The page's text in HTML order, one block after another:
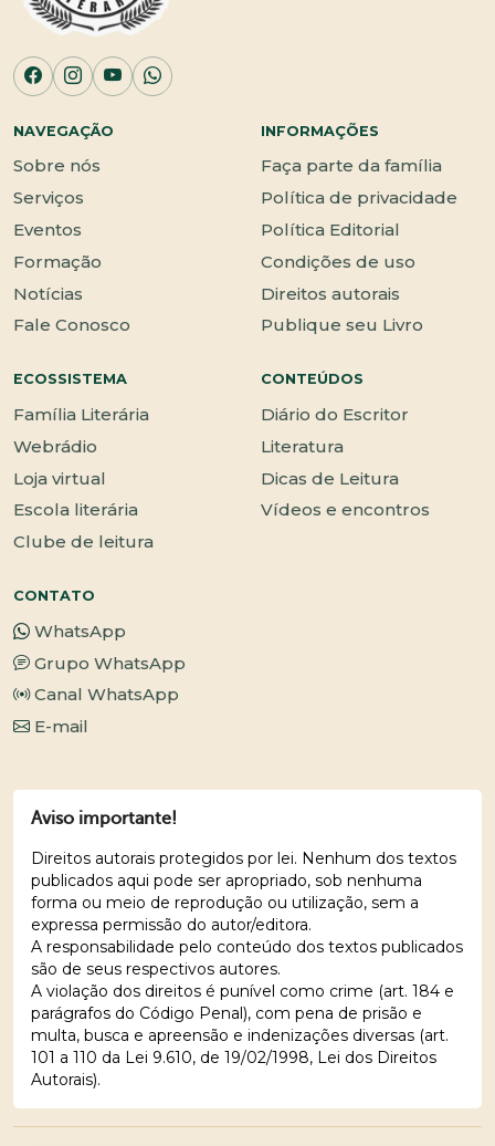
NAVEGAÇÃO
Sobre nós
Serviços
Eventos
Formação
Notícias
Fale Conosco
INFORMAÇÕES
Faça parte da família
Política de privacidade
Política Editorial
Condições de uso
Direitos autorais
Publique seu Livro
ECOSSISTEMA
Família Literária
Webrádio
Loja virtual
Escola literária
Clube de leitura
CONTEÚDOS
Diário do Escritor
Literatura
Dicas de Leitura
Vídeos e encontros
CONTATO
WhatsApp
Grupo WhatsApp
Canal WhatsApp
E-mail
Aviso importante!
Direitos autorais protegidos por lei. Nenhum dos textos
publicados aqui pode ser apropriado, sob nenhuma
forma ou meio de reprodução ou utilização, sem a
expressa permissão do autor/editora.
A responsabilidade pelo conteúdo dos textos publicados
são de seus respectivos autores.
A violação dos direitos é punível como crime (art. 184 e
parágrafos do Código Penal), com pena de prisão e
multa, busca e apreensão e indenizações diversas (art.
101 a 110 da Lei 9.610, de 19/02/1998, Lei dos Direitos
Autorais).